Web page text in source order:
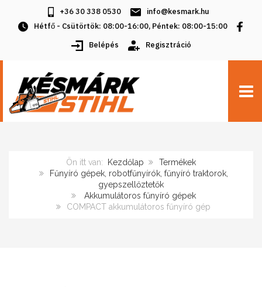
+36 30 338 0530
info@kesmark.hu
Hétfő - Csütörtök: 08:00-16:00, Péntek: 08:00-15:00
Belépés
Regisztráció
Ön itt van: Kezdőlap
Termékek
Fűnyíró gépek, robotfűnyírók, fűnyíró traktorok,
gyepszellőztetők
Akkumulátoros fűnyíró gépek
COMPACT akkumulátoros fűnyíró gép